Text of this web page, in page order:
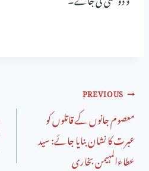
PREVIOUS
معصوم جانوں کے قاتلوں کو
عبرت کا نشان بنایا جائے: سید
عطاءالمہیمن بخاری